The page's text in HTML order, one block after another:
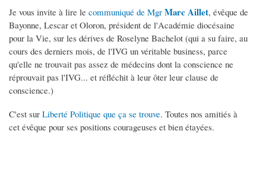
Je vous invite à lire le communiqué de Mgr Marc Aillet, évêque de
Bayonne, Lescar et Oloron, président de l'Académie diocésaine
pour la Vie, sur les dérives de Roselyne Bachelot (qui a su faire, au
cours des derniers mois, de l'IVG un véritable business, parce
qu'elle ne trouvait pas assez de médecins dont la conscience ne
réprouvait pas l'IVG... et réfléchit à leur ôter leur clause de
conscience.)
C'est sur Liberté Politique que ça se trouve. Toutes nos amitiés à
cet évêque pour ses positions courageuses et bien étayées.